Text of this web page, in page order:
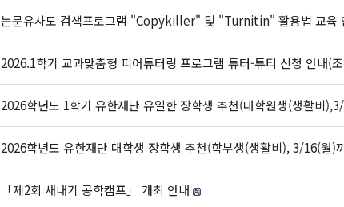
논문유사도 검색프로그램 "Copykiller" 및 "Turnitin" 활용법 교육
2026.1학기 교과맞춤형 피어튜터링 프로그램 튜터-튜티 신청 안내(
2026학년도 1학기 유한재단 유일한 장학생 추천(대학원생(생활비
2026학년도 유한재단 대학생 장학생 추천(학부생(생활비), 3/16(월)
「제2회 새내기 공학캠프」 개최 안내